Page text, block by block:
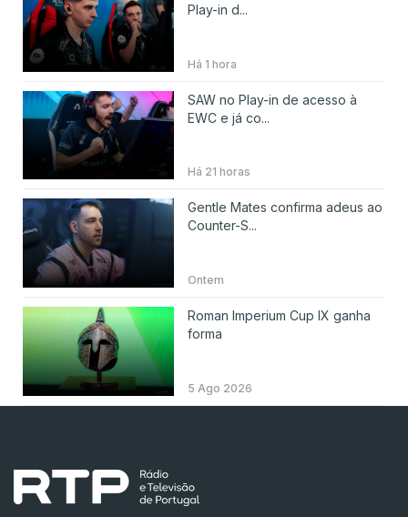
Play-in d...
Há 1 hora
SAW no Play-in de acesso à
EWC e já co...
Há 21 horas
Gentle Mates confirma adeus ao
Counter-S...
Ontem
Roman Imperium Cup IX ganha
forma
5 Ago 2026